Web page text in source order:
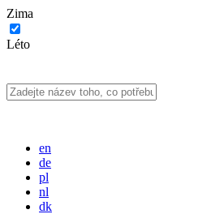
Zima
Léto
en
de
pl
nl
dk